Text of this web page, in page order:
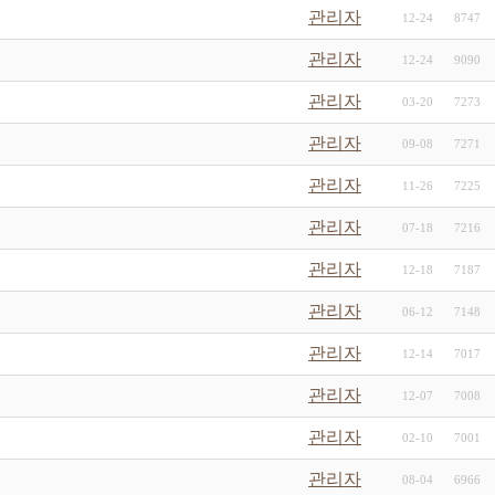
관리자 12-24 8747
관리자 12-24 9090
관리자 03-20 7273
관리자 09-08 7271
관리자 11-26 7225
관리자 07-18 7216
관리자 12-18 7187
관리자 06-12 7148
관리자 12-14 7017
관리자 12-07 7008
관리자 02-10 7001
관리자 08-04 6966